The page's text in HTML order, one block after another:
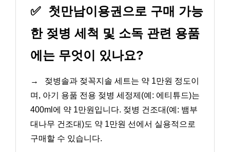
✅ 첫만남이용권으로 구매 가능
한 젖병 세척 및 소독 관련 용품
에는 무엇이 있나요?
→
젖병솔과 젖꼭지솔 세트는 약 1만원 정도이
며, 아기 용품 전용 젖병 세정제(예: 에티튜드)는
400ml에 약 1만원입니다. 젖병 건조대(예: 뱀부
대나무 건조대)도 약 1만원 선에서 실용적으로
구매할 수 있습니다.